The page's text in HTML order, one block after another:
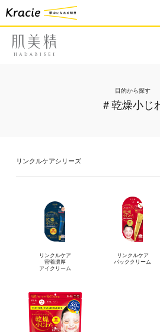
目的から探す
＃乾燥小じ
リンクルケアシリーズ
リンクルケア
密着濃厚
アイクリーム
リンクルケア
パッククリーム